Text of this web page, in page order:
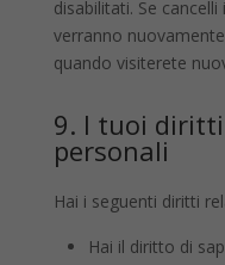
disabilitati. Se
verranno
quando visiterete
9. I tuoi
personali
Hai i seguenti diritti
Hai il diritto di